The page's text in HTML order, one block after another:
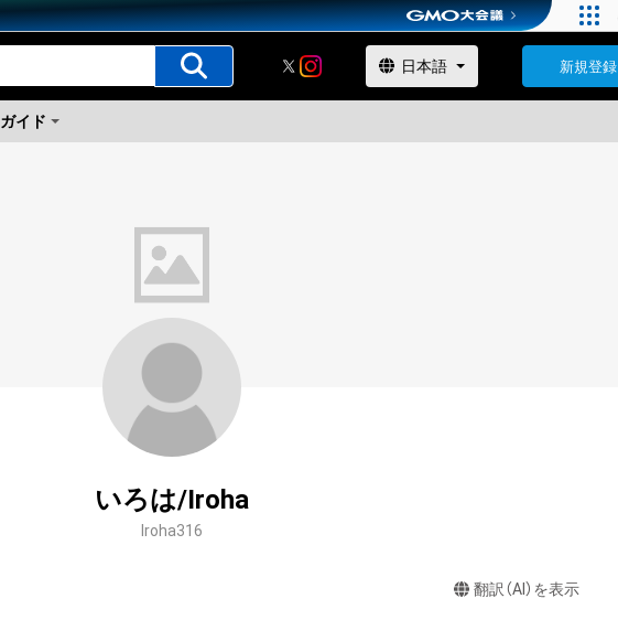
新規登録
ガイド
いろは/Iroha
Iroha316
翻訳（AI）を表示